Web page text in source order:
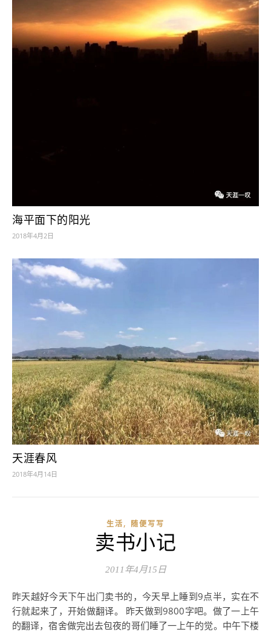
海平面下的阳光
2018年4月2日
天涯春风
2018年4月14日
生活, 随便写写
卖书小记
2011年4月15日
昨天越好今天下午出门卖书的，今天早上睡到9点半，实在不
行就起来了，开始做翻译。 昨天做到9800字吧。做了一上午
的翻译，宿舍做完出去包夜的哥们睡了一上午的觉。中午下楼